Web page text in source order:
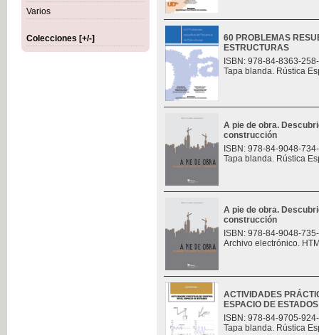
Varios
Colecciones [+/-]
60 PROBLEMAS
ESTRUCTURAS
ISBN: 978-84-8363-
Tapa blanda. Rústica
A pie de obra.
construcción
ISBN: 978-84-9048-
Tapa blanda. Rústica
A pie de obra.
construcción
ISBN: 978-84-9048-
Archivo electrónico.
ACTIVIDADES
ESPACIO DE ESTADOS
ISBN: 978-84-9705-
Tapa blanda. Rústica